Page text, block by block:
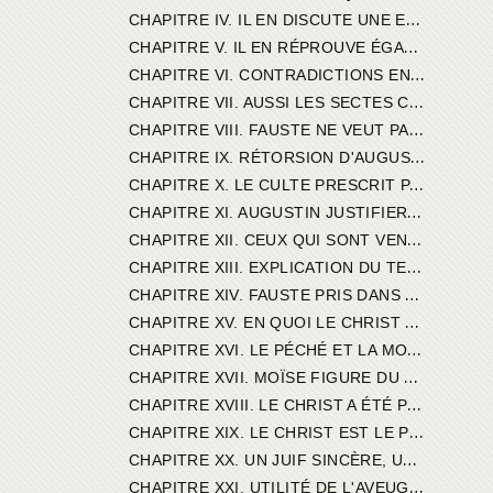
C
HAPITRE IV. IL EN DISCUTE UNE ET LA REJETTE.
C
HAPITRE V. IL EN RÉPROUVE ÉGALEMENT UNE SECONDE.
C
HAPITRE VI. CONTRADICTIONS ENTRE LA DOCTRINE DE MOISE ET CELLE DU CHRIST.
C
HAPITRE VII. AUSSI LES SECTES CHRÉTIENNES REJETTENT-ELLES LA LOI DE MOÏSE.
C
HAPITRE VIII. FAUSTE NE VEUT PAS CROIRE SANS PREUVES.
C
HAPITRE IX. RÉTORSION D'AUGUSTIN.
C
HAPITRE X. LE CULTE PRESCRIT PAR MOÏSE N'ÉTAIT POINT UN PAGANISME.
C
HAPITRE XI. AUGUSTIN JUSTIFIERA LES TEXTES INCRIMINÉS. SI FAUSTE NE CROIT PAS A L'ÉVANGILE, QUI CROIRA A FAUSTE ?
C
HAPITRE XII. CEUX QUI SONT VENUS AVANT LE CHRIST SONT DES VOLEURS ET DES LARRONS. SENS DE CE TEXTE.
C
HAPITRE XIII. EXPLICATION DU TEXTE : TOUTE PAROLE SERA ASSURÉE PAR LA DÉPOSIJION DE DEUX OU TROIS TÉMOINS.
C
HAPITRE XIV. FAUSTE PRIS DANS SES PROPRES ARGUMENTS.
C
HAPITRE XV. EN QUOI LE CHRIST RESSEMBLE A MOÏSE, ET EN QUOI IL EN DIFFÈRE.
C
HAPITRE XVI. LE PÉCHÉ ET LA MORT DE MOÏSE N'ÔTENT RIEN A SON MÉRITE.
C
HAPITRE XVII. MOÏSE FIGURE DU CHRIST.
C
HAPITRE XVIII. LE CHRIST A ÉTÉ PROPHÈTE.
C
HAPITRE XIX. LE CHRIST EST LE PROPHÈTE PROMIS A MOÏSE.
C
HAPITRE XX. UN JUIF SINCÈRE, UN PAÏEN DE BONNE FOI, SERAIENT CONVAINCUS PAR LES PROPHÉTIES.
C
HAPITRE XXI. UTILITÉ DE L'AVEUGLEMENT DES JUIFS.